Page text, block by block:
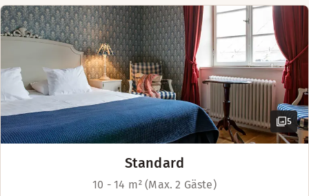
5
Standard
10 - 14 m² (Max. 2 Gäste)